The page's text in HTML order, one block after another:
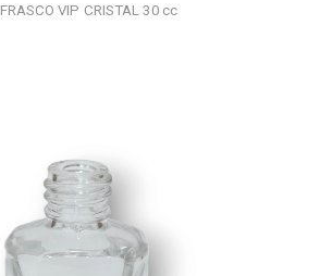
FRASCO VIP CRISTAL 30 cc